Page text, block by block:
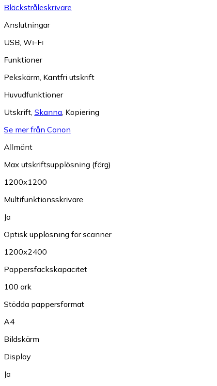
Bläckstråleskrivare
Anslutningar
USB, Wi-Fi
Funktioner
Pekskärm, Kantfri utskrift
Huvudfunktioner
Utskrift, Skanna, Kopiering
Se mer från Canon
Allmänt
Max utskriftsupplösning (färg)
1200x1200
Multifunktionsskrivare
Ja
Optisk upplösning för scanner
1200x2400
Pappersfackskapacitet
100 ark
Stödda pappersformat
A4
Bildskärm
Display
Ja